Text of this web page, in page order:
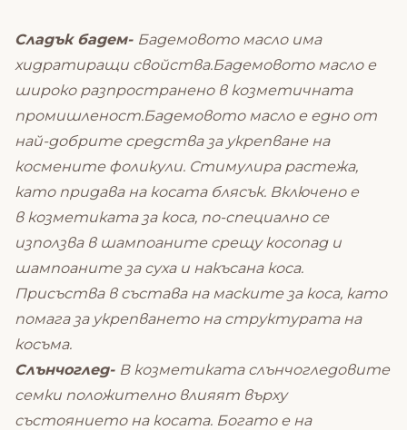
Сладък бадем- Бадемовото масло има
хидратиращи свойства.Бадемовото масло е
широко разпространено в козметичната
промишленост.Бадемовото масло е едно от
най-добрите средства за укрепване на
космените фоликули. Стимулира растежа,
като придава на косата блясък. Включено е
в козметиката за коса, по-специално се
използва в шампоаните срещу косопад и
шампоаните за суха и накъсана коса.
Присъства в състава на маските за коса, като
помага за укрепването на структурата на
косъма.
Слънчоглед- В козметиката слънчогледовите
семки положително влияят върху
състоянието на косата. Богато е на